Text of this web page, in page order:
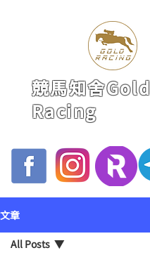
競馬知舍Gold
Racing
文章
All Posts